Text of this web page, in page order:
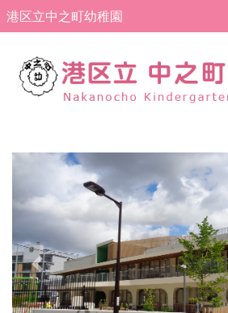
港区立中之町幼稚園
Previous
中之町幼稚園X(旧